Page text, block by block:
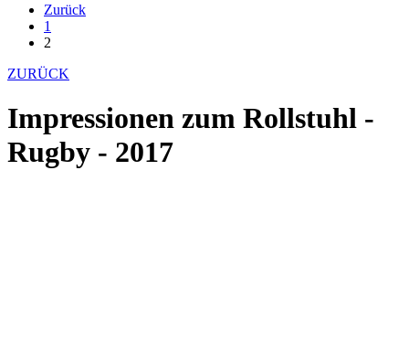
Zurück
1
2
ZURÜCK
Impressionen zum Rollstuhl -
Rugby - 2017